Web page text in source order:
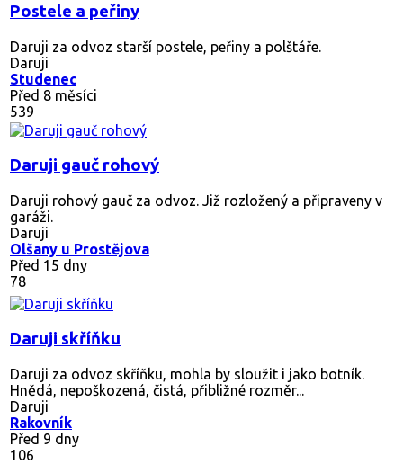
Postele a peřiny
Daruji za odvoz starší postele, peřiny a polštáře.
Daruji
Studenec
Před 8 měsíci
539
Daruji gauč rohový
Daruji rohový gauč za odvoz. Již rozložený a připraveny v
garáži.
Daruji
Olšany u Prostějova
Před 15 dny
78
Daruji skříňku
Daruji za odvoz skříňku, mohla by sloužit i jako botník.
Hnědá, nepoškozená, čistá, přibližné rozměr...
Daruji
Rakovník
Před 9 dny
106